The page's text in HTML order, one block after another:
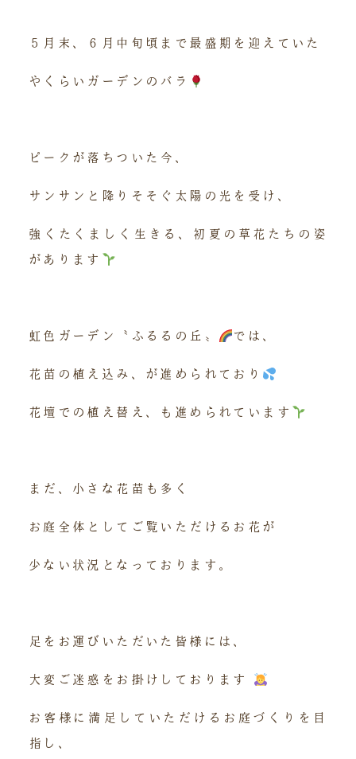
５月末、６月中旬頃まで最盛期を迎えていた
やくらいガーデンのバラ
ピークが落ちついた今、
サンサンと降りそそぐ太陽の光を受け、
強くたくましく生きる、初夏の草花たちの姿
があります
虹色ガーデン〝ふるるの丘〟 では、
花苗の植え込み、が進められており
花壇での植え替え、も進められています
まだ、小さな花苗も多く
お庭全体としてご覧いただけるお花が
少ない状況となっております。
足をお運びいただいた皆様には、
大変ご迷惑をお掛けしております
お客様に満足していただけるお庭づくりを目
指し、